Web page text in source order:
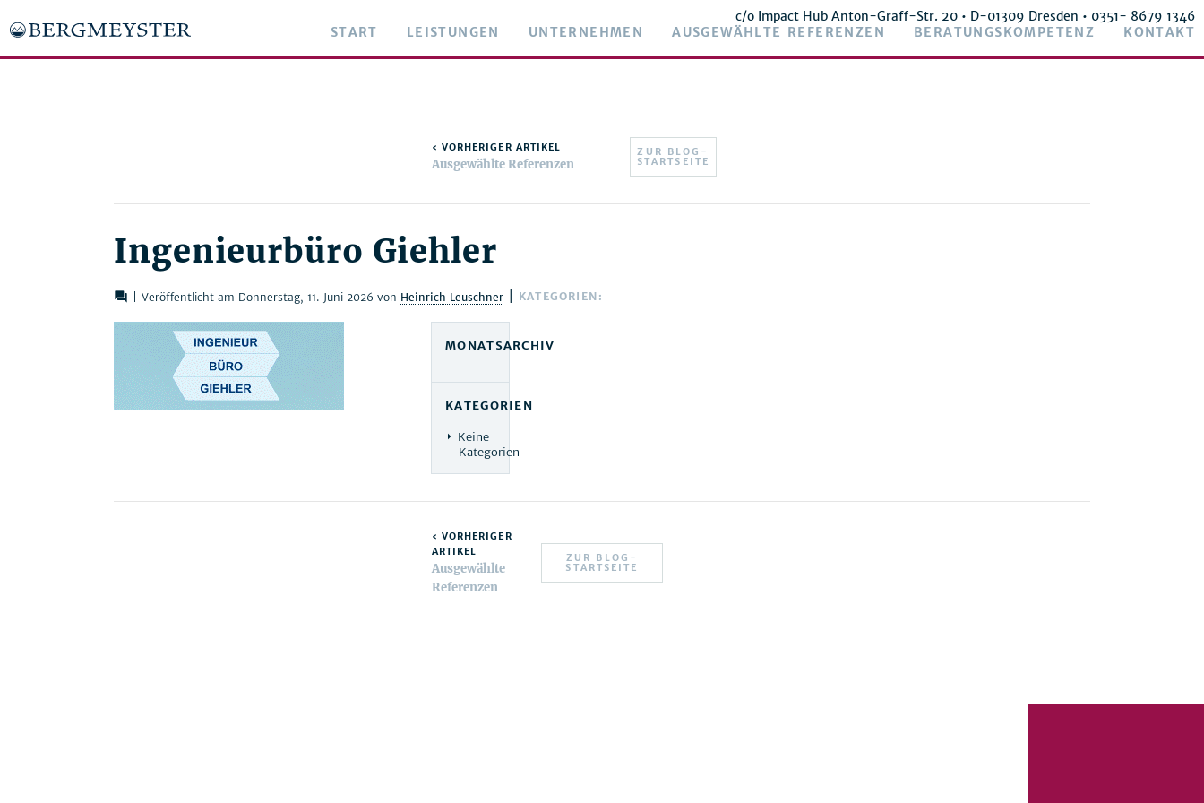
c/o Impact Hub Anton-Graff-Str. 20 • D-01309 Dresden • 0351- 8679 1346
START
LEISTUNGEN UNTERNEHMEN AUSGEWÄHLTE REFERENZEN BERATUNGSKOMPETENZ KONTAKT
‹ VORHERIGER ARTIKEL
Ausgewählte Referenzen
ZUR BLOG-
STARTSEITE
Ingenieurbüro Giehler
forum Veröffentlicht am Donnerstag, 11. Juni 2026 von Heinrich Leuschner KATEGORIEN:
MONATSARCHIV
KATEGORIEN
Keine
Kategorien
‹ VORHERIGER
ARTIKEL
Ausgewählte
Referenzen
ZUR BLOG-
STARTSEITE